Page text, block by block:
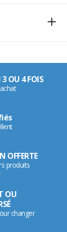
3 OU 4 FOIS
OFFERTE
produits
OU
changer